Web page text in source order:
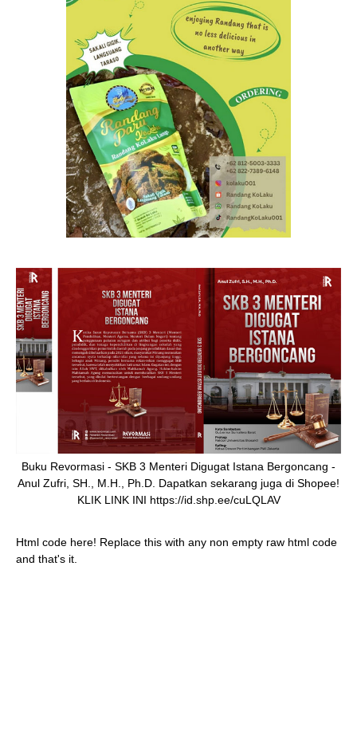
Buku Revormasi - SKB 3 Menteri Digugat Istana Bergoncang -
Anul Zufri, SH., M.H., Ph.D. Dapatkan sekarang juga di Shopee!
KLIK LINK INI https://id.shp.ee/cuLQLAV
Html code here! Replace this with any non empty raw html code
and that's it.